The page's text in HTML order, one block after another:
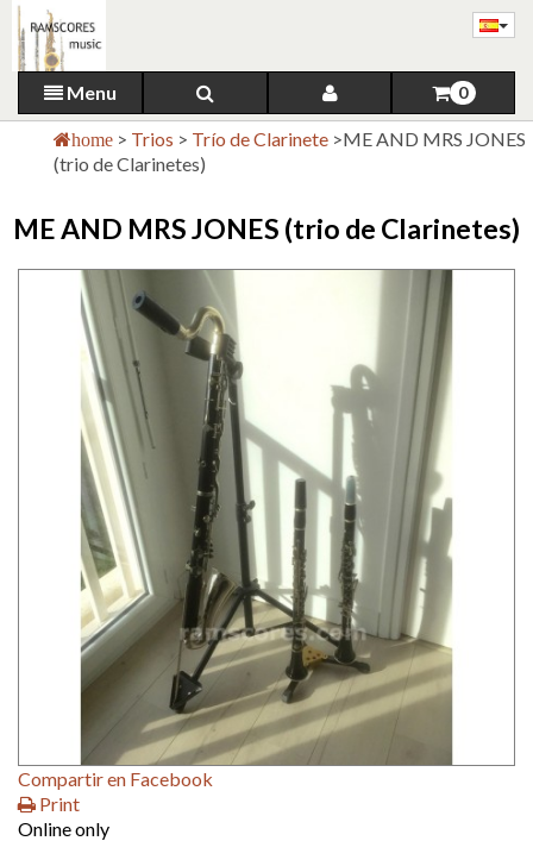
Menu 0
home > Trios > Trío de Clarinete >ME AND MRS JONES
(trio de Clarinetes)
ME AND MRS JONES (trio de Clarinetes)
Compartir en Facebook
Print
Online only